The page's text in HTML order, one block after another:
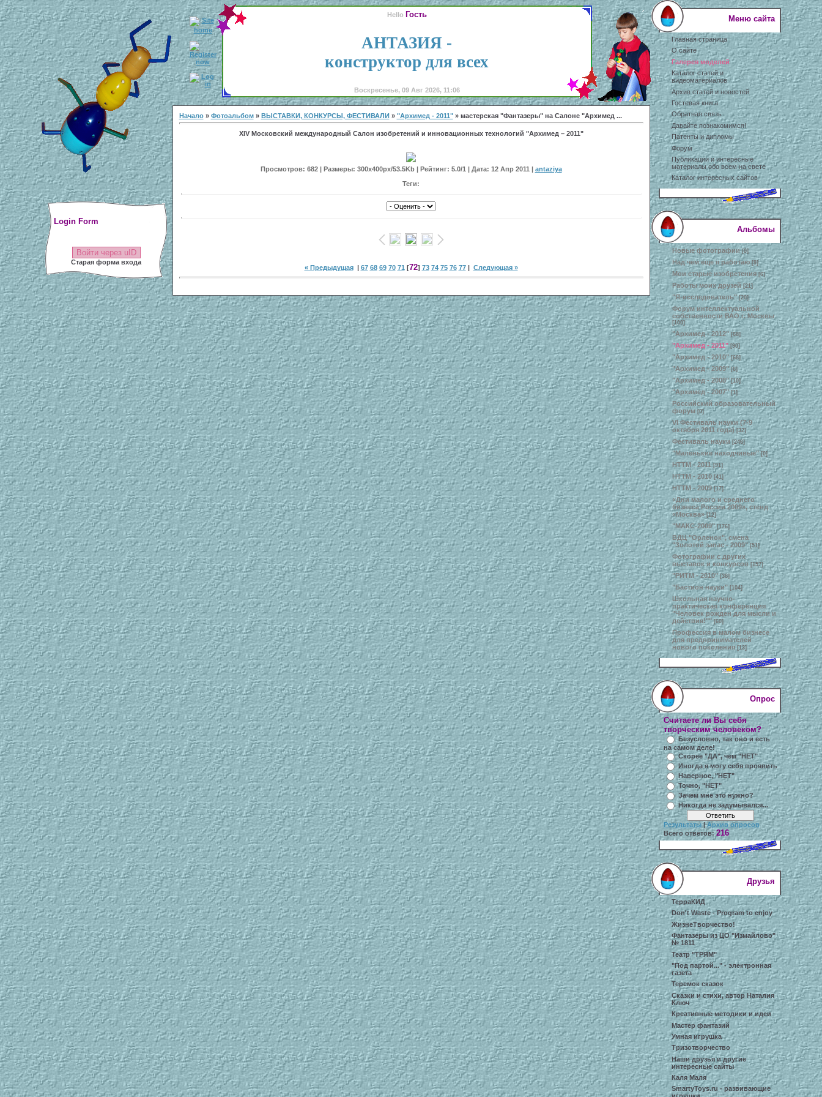
Login Form
Войти через uID
Старая форма входа
Hello Гость
АНТАЗИЯ -
конструктор для всех
Воскресенье, 09 Авг 2026, 11:06
Начало» Фотоальбом» ВЫСТАВКИ, КОНКУРСЫ, ФЕСТИВАЛИ» "Архимед - 2011"» мастерская "Фантазеры" на Салоне "Архимед ...
XIV Московский международный Салон изобретений и инновационных технологий "Архимед – 2011"
Просмотров: 682 | Размеры: 300x400px/53.5Kb | Рейтинг: 5.0/1 | Дата: 12 Апр 2011 | antaziya
Теги:
« Предыдущая| 67 68 69 70 71 [72] 73 74 75 76 77| Следующая »
Меню сайта
Главная страница
О сайте
Галерея моделей
Каталог статей и
видеоматериалов
Архив статей и новостей
Гостевая книга
Обратная связь
Давайте познакомимся!
Патенты и дипломы
Форум
Публикации и интересные
материалы обо всем на свете
Каталог интересных сайтов
Альбомы
Новые фотографии [0]
Над чем еще я работаю [9]
Мои старые изобретения [6]
Работы моих друзей [21]
"Я-исследователь" [20]
Форум интеллектуальной
собственности ВАО г. Москвы
[100]
"Архимед - 2012" [68]
"Архимед - 2011" [90]
"Архимед - 2010" [68]
"Архимед - 2009" [6]
"Архимед - 2008" [10]
"Архимед - 2007" [1]
Российский образовательный
форум [0]
VI Фестиваль науки (7-9
октября 2011 года) [32]
Фестиваль науки [246]
"Маленькие находчивые" [0]
НТТМ - 2011 [91]
НТТМ - 2010 [41]
НТТМ - 2009 [17]
«Дни малого и среднего
бизнеса России 2009», стенд
«Москва» [12]
"МАКС-2009" [176]
ВДЦ "Орленок", смена
"Золотой запас - 2009" [51]
Фотографии с других
выставок и конкурсов [157]
"РИТМ - 2010" [38]
"Бастион науки" [104]
Школьная научно-
практическая конференция
"Человек рожден для мысли и
действия!"" [60]
Профессия в малом бизнесе
для предпринимателей
нового поколения [13]
Опрос
Считаете ли Вы себя
творческим человеком?
Безусловно, так оно и есть
на самом деле!
Скорее "ДА", чем "НЕТ"
Иногда я могу себя проявить
Наверное, "НЕТ"
Точно, "НЕТ"
Зачем мне это нужно?
Никогда не задумывался...
Результаты|Архив опросов
Всего ответов:216
Друзья
ТерраКИД
Don't Waste - Program to enjoy
ЖизнеТворчество!
Фантазеры из ЦО "Измайлово"
№ 1811
Театр "ТРЯМ"
"Под партой..." - электронная
газета
Теремок сказок
Сказки и стихи, автор Наталия
Ключ
Креативные методики и идеи
Мастер фантазий
Умная игрушка
Тризотворчество
Наши друзья и другие
интересные сайты
Каля Маля
SmartyToys.ru - развивающие